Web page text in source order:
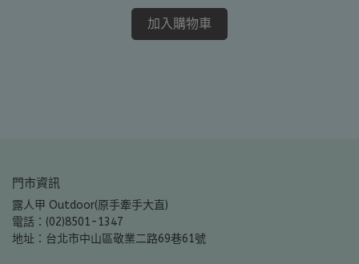
加入購物車
門市資訊
露人甲 Outdoor(原手牽手大直)
電話：(02)8501-1347
地址：台北市中山區敬業二路69巷61號